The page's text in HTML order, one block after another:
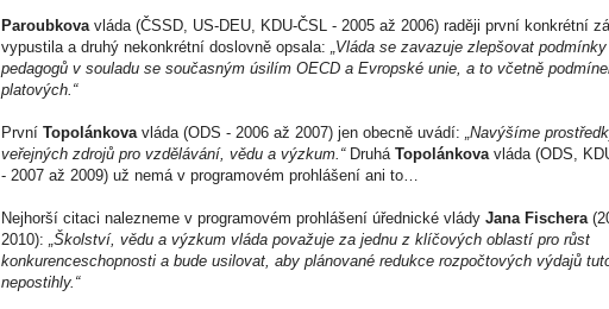
Paroubkova vláda (ČSSD, US-DEU, KDU-ČSL - 2005 až 2006) raději první konkrétní
vypustila a druhý nekonkrétní doslovně opsala:
„Vláda se zavazuje zlepšovat
pedagogů v souladu se současným úsilím OECD a Evropské unie, a to včetně
platových.“
První Topolánkova vláda (ODS - 2006 až 2007) jen obecně uvádí: „Navýšíme
veřejných zdrojů pro vzdělávání, vědu a výzkum.“Druhá Topolánkova vláda (ODS,
- 2007 až 2009) už nemá v programovém prohlášení ani to…
Nejhorší citaci nalezneme v programovém prohlášení úřednické vlády Jana Fischera
2010): „Školství, vědu a výzkum vláda považuje za jednu z klíčových oblastí pro růst
konkurenceschopnosti a bude usilovat, aby plánované redukce rozpočtových výdajů
nepostihly.“